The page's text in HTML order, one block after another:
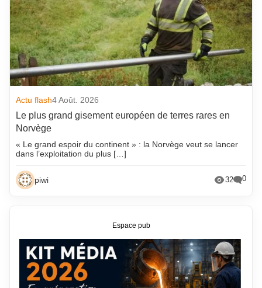
Actu flash4 Août. 2026
Le plus grand gisement européen de terres rares en
Norvège
« Le grand espoir du continent » : la Norvège veut se lancer
dans l’exploitation du plus […]
piwi 32 0
Espace pub